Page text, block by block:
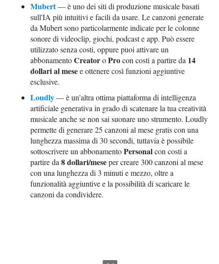
Mubert— è uno dei siti di produzione musicale basati
sull'IA più intuitivi e facili da usare. Le canzoni generate
da Mubert sono particolarmente indicate per le colonne
sonore di videoclip, giochi, podcast e app. Può essere
utilizzato senza costi, oppure puoi attivare un
abbonamentoCreatoroProcon costi a partire da 14
dollari al mesee ottenere così funzioni aggiuntive
esclusive.
Loudly— è un'altra ottima piattaforma di intelligenza
artificiale generativa in grado di scatenare la tua creatività
musicale anche se non sai suonare uno strumento. Loudly
permette di generare 25 canzoni al mese gratis con una
lunghezza massima di 30 secondi, tuttavia è possibile
sottoscrivere un abbonamentoPersonalcon costi a
partire da8 dollari/meseper creare 300 canzoni al mese
con una lunghezza di 3 minuti e mezzo, oltre a
funzionalità aggiuntive e la possibilità di scaricare le
canzoni da condividere.